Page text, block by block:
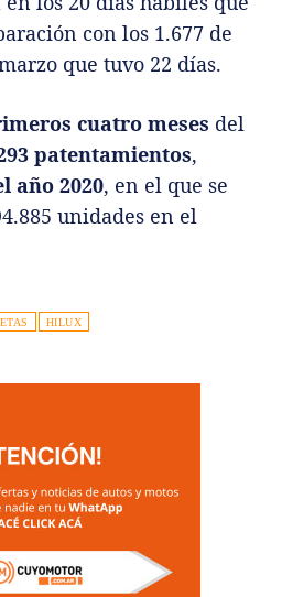
con los 1.677 de
que tuvo 22 días.
cuatro meses del
patentamientos,
año 2020, en el que se
unidades en el
HILUX